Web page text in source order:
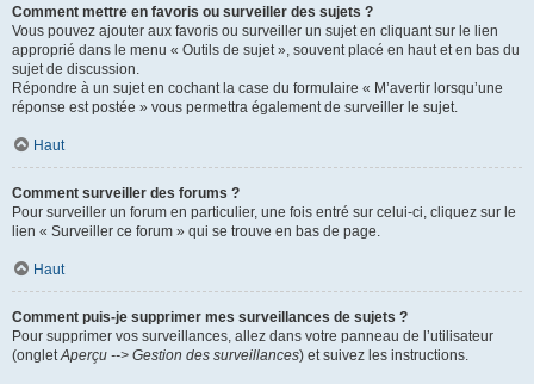
Comment mettre en favoris ou surveiller des sujets ?
Vous pouvez ajouter aux favoris ou surveiller un sujet en cliquant sur le lien
approprié dans le menu « Outils de sujet », souvent placé en haut et en bas du
sujet de discussion.
Répondre à un sujet en cochant la case du formulaire « M’avertir lorsqu’une
réponse est postée » vous permettra également de surveiller le sujet.
Haut
Comment surveiller des forums ?
Pour surveiller un forum en particulier, une fois entré sur celui-ci, cliquez sur le
lien « Surveiller ce forum » qui se trouve en bas de page.
Haut
Comment puis-je supprimer mes surveillances de sujets ?
Pour supprimer vos surveillances, allez dans votre panneau de l’utilisateur
(ongletAperçu --> Gestion des surveillances) et suivez les instructions.